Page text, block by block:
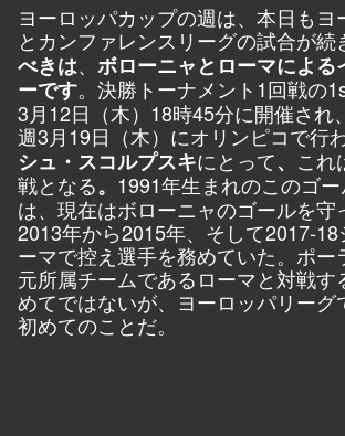
ヨーロッパカップの週は、本日もヨ
とカンファレンスリーグの試合が続
べきは、 ボローニャとローマによる
ーです。決勝トーナメント1回戦の
3月12日（木）18時45分に開催され
週3月19日（木）にオリンピコで行
シュ・スコルプスキにとって、 これ
戦となる。 1991年生まれのこのゴ
は、現在はボローニャのゴールを守
2013年から2015年、そして2017-18
ーマで控え選手を務めていた。ポー
元所属チームであるローマと対戦す
めてではないが、ヨーロッパリーグ
初めてのことだ。